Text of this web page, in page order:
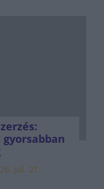
júl. 21.